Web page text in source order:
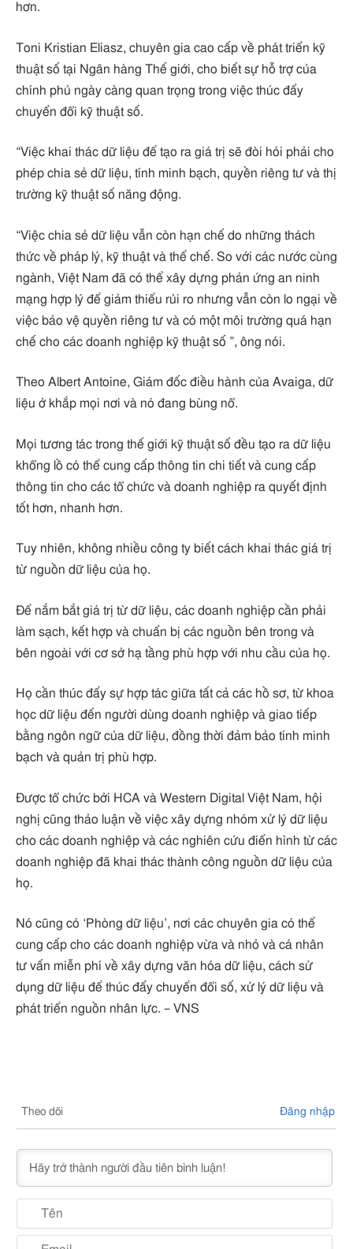
hơn.
Toni Kristian Eliasz, chuyên gia cao cấp về phát triển kỹ
thuật số tại Ngân hàng Thế giới, cho biết sự hỗ trợ của
chính phủ ngày càng quan trọng trong việc thúc đẩy
chuyển đổi kỹ thuật số.
“Việc khai thác dữ liệu để tạo ra giá trị sẽ đòi hỏi phải cho
phép chia sẻ dữ liệu, tính minh bạch, quyền riêng tư và thị
trường kỹ thuật số năng động.
“Việc chia sẻ dữ liệu vẫn còn hạn chế do những thách
thức về pháp lý, kỹ thuật và thể chế. So với các nước cùng
ngành, Việt Nam đã có thể xây dựng phản ứng an ninh
mạng hợp lý để giảm thiểu rủi ro nhưng vẫn còn lo ngại về
việc bảo vệ quyền riêng tư và có một môi trường quá hạn
chế cho các doanh nghiệp kỹ thuật số ”, ông nói.
Theo Albert Antoine, Giám đốc điều hành của Avaiga, dữ
liệu ở khắp mọi nơi và nó đang bùng nổ.
Mọi tương tác trong thế giới kỹ thuật số đều tạo ra dữ liệu
khổng lồ có thể cung cấp thông tin chi tiết và cung cấp
thông tin cho các tổ chức và doanh nghiệp ra quyết định
tốt hơn, nhanh hơn.
Tuy nhiên, không nhiều công ty biết cách khai thác giá trị
từ nguồn dữ liệu của họ.
Để nắm bắt giá trị từ dữ liệu, các doanh nghiệp cần phải
làm sạch, kết hợp và chuẩn bị các nguồn bên trong và
bên ngoài với cơ sở hạ tầng phù hợp với nhu cầu của họ.
Họ cần thúc đẩy sự hợp tác giữa tất cả các hồ sơ, từ khoa
học dữ liệu đến người dùng doanh nghiệp và giao tiếp
bằng ngôn ngữ của dữ liệu, đồng thời đảm bảo tính minh
bạch và quản trị phù hợp.
Được tổ chức bởi HCA và Western Digital Việt Nam, hội
nghị cũng thảo luận về việc xây dựng nhóm xử lý dữ liệu
cho các doanh nghiệp và các nghiên cứu điển hình từ các
doanh nghiệp đã khai thác thành công nguồn dữ liệu của
họ.
Nó cũng có ‘Phòng dữ liệu’, nơi các chuyên gia có thể
cung cấp cho các doanh nghiệp vừa và nhỏ và cá nhân
tư vấn miễn phí về xây dựng văn hóa dữ liệu, cách sử
dụng dữ liệu để thúc đẩy chuyển đổi số, xử lý dữ liệu và
phát triển nguồn nhân lực. – VNS
Theo dõi Đăng nhập